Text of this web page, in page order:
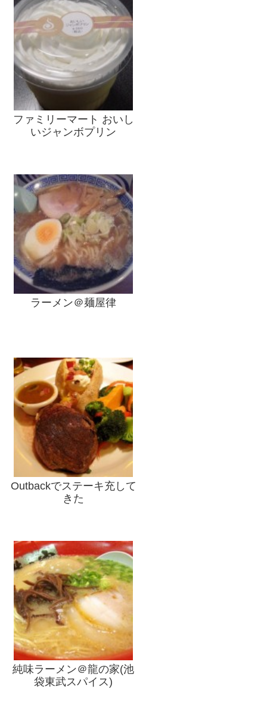
ファミリーマート おいし
いジャンボプリン
ラーメン＠麺屋律
Outbackでステーキ充して
きた
純味ラーメン＠龍の家(池
袋東武スパイス)